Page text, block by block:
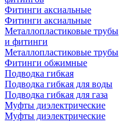
Фитинги аксиальные
Фитинги аксиальные
Металлопластиковые трубы
и фитинги
Металлопластиковые трубы
Фитинги обжимные
Подводка гибкая
Подводка гибкая для воды
Подводка гибкая для газа
Муфты диэлектрические
Муфты диэлектрические